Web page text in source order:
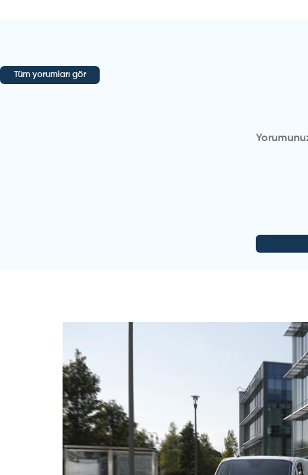
Tüm yorumları gör